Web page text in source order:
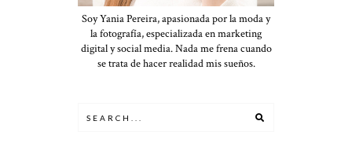
Soy Yania Pereira, apasionada por la moda y
la fotografía, especializada en marketing
digital y social media. Nada me frena cuando
se trata de hacer realidad mis sueños.